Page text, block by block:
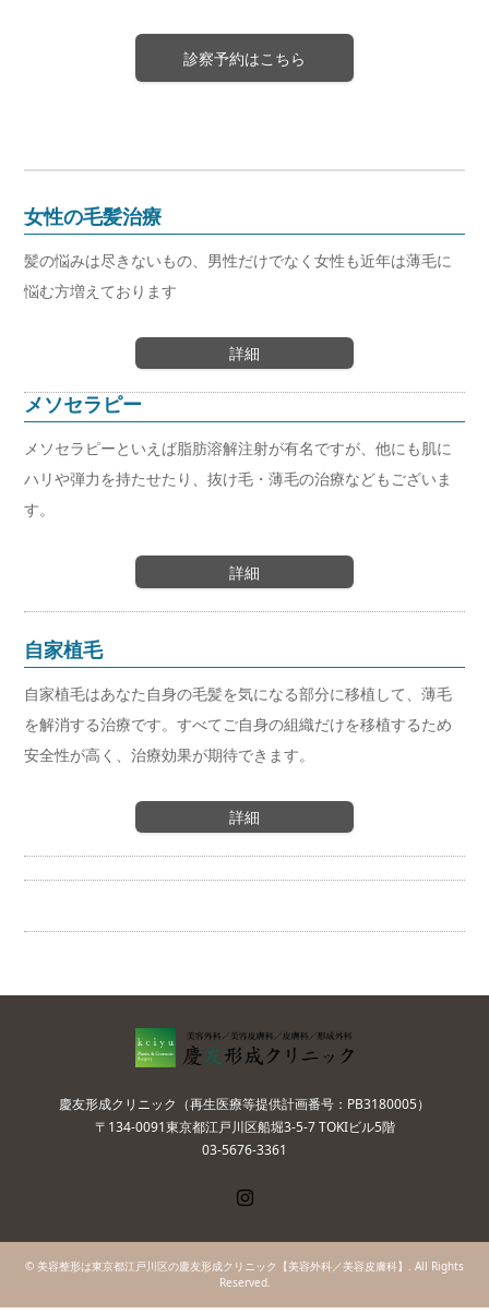
診察予約はこちら
女性の毛髪治療
髪の悩みは尽きないもの、男性だけでなく女性も近年は薄毛に
悩む方増えております
詳細
メソセラピー
メソセラピーといえば脂肪溶解注射が有名ですが、他にも肌に
ハリや弾力を持たせたり、抜け毛・薄毛の治療などもございま
す。
詳細
自家植毛
自家植毛はあなた自身の毛髪を気になる部分に移植して、薄毛
を解消する治療です。すべてご自身の組織だけを移植するため
安全性が高く、治療効果が期待できます。
詳細
慶友形成クリニック（再生医療等提供計画番号：PB3180005）
〒134-0091東京都江戸川区船堀3-5-7 TOKIビル5階
03-5676-3361
© 美容整形は東京都江戸川区の慶友形成クリニック【美容外科／美容皮膚科】 . All Rights
Reserved.